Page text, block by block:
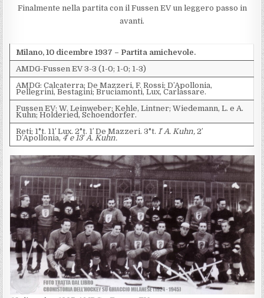
Finalmente nella partita con il Fussen EV un leggero passo in
avanti.
Milano, 10 dicembre 1937 – Partita amichevole.
AMDG-Fussen EV 3-3 (1-0; 1-0; 1-3)
AMDG: Calcaterra; De Mazzeri, F. Rossi; D’Apollonia,
Pellegrini, Bestagini; Bruciamonti, Lux, Carlassare.
Fussen EV: W. Leinweber; Kehle, Lintner; Wiedemann, L. e A.
Kuhn; Holderied, Schoendorfer.
Reti; 1°t. 11′ Lux. 2°t. 1′ De Mazzeri. 3°t. 1′ A. Kuhn, 2′
D’Apollonia, 4′ e 13′ A. Kuhn.